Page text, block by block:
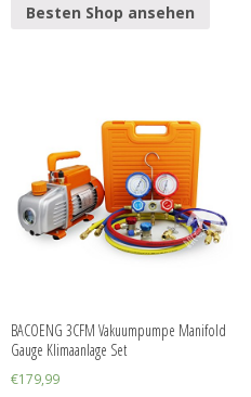
Besten Shop ansehen
BACOENG 3CFM Vakuumpumpe Manifold
Gauge Klimaanlage Set
€179,99